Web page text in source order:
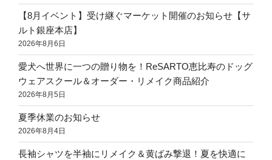
【8月イベント】受け継ぐマーケット開催のお知らせ【サ
ルト銀座本店】
2026年8月6日
愛犬へ世界に一つの贈り物を！ReSARTO恵比寿のドッグ
ウェアスクール＆オーダー・リメイク商品紹介
2026年8月5日
夏季休業のお知らせ
2026年8月4日
長袖シャツを半袖にリメイク＆黄ばみ撃退！夏を快適に